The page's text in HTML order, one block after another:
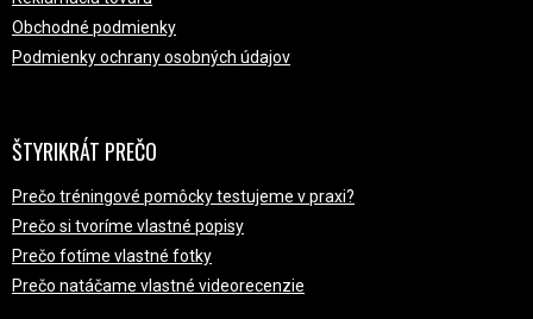
Obchodné podmienky
Podmienky ochrany osobných údajov
ŠTYRIKRÁT PREČO
Prečo tréningové pomôcky testujeme v praxi?
Prečo si tvoríme vlastné popisy
Prečo fotíme vlastné fotky
Prečo natáčame vlastné videorecenzie